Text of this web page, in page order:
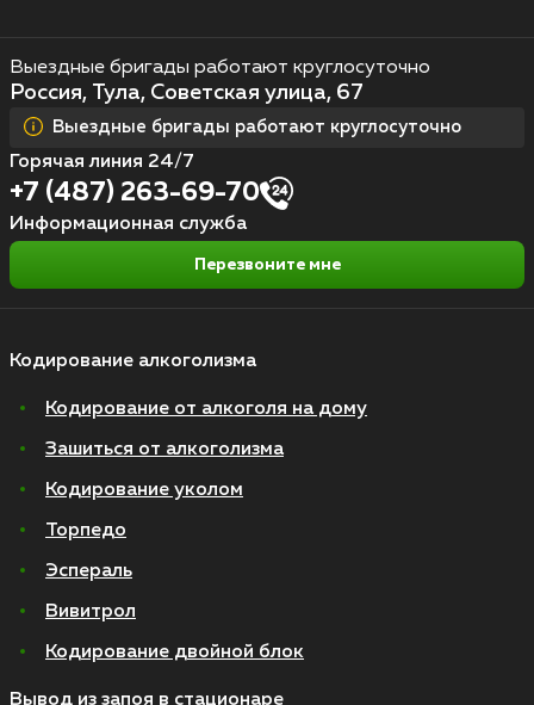
Кодирование алкоголизма
Кодирование от алкоголя на дому
Зашиться от алкоголизма
Кодирование уколом
Торпедо
Эспераль
Вивитрол
Кодирование двойной блок
Вывод из запоя в стационаре
Выездные бригады работают круглосуточно
Россия, Тула, Советская улица, 67
Выездные бригады работают круглосуточно
Горячая линия 24/7
+7 (487) 263-69-70
Информационная служба
Перезвоните мне